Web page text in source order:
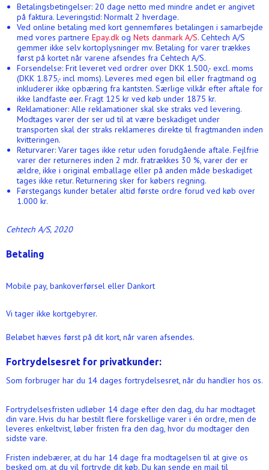
Betalingsbetingelser: 20 dage netto med mindre andet er angivet
på faktura. Leveringstid: Normalt 2 hverdage.
Ved online betaling med kort gennemføres betalingen i samarbejde
med vores partnere Epay.dkog Nets danmark A/S. Cehtech A/S
gemmer ikke selv kortoplysninger mv. Betaling for varer trækkes
først på kortet når varene afsendes fra Cehtech A/S.
Forsendelse: Frit leveret ved ordrer over DKK 1.500,- excl. moms
(DKK 1.875,- incl moms). Leveres med egen bil eller fragtmand og
inkluderer ikke opbæring fra kantsten. Særlige vilkår efter aftale for
ikke landfaste øer. Fragt 125 kr ved køb under 1875 kr.
Reklamationer: Alle reklamationer skal ske straks ved levering.
Modtages varer der ser ud til at være beskadiget under
transporten skal der straks reklameres direkte til fragtmanden inden
kvitteringen.
Returvarer: Varer tages ikke retur uden forudgående aftale. Fejlfrie
varer der returneres inden 2 mdr. fratrækkes 30 %, varer der er
ældre, ikke i original emballage eller på anden måde beskadiget
tages ikke retur. Returnering sker for købers regning.
Førstegangs kunder betaler altid første ordre forud ved køb over
1.000 kr.
Cehtech A/S, 2020
Betaling
Mobile pay, bankoverførsel eller Dankort
Vi tager ikke kortgebyrer.
Beløbet hæves først på dit kort, når varen afsendes.
Fortrydelsesret for privatkunder:
Som forbruger har du 14 dages fortrydelsesret, når du handler hos os.
Fortrydelsesfristen udløber 14 dage efter den dag, du har modtaget
din vare. Hvis du har bestilt flere forskellige varer i én ordre, men de
leveres enkeltvist, løber fristen fra den dag, hvor du modtager den
sidste vare.
Fristen indebærer, at du har 14 dage fra modtagelsen til at give os
besked om, at du vil fortryde dit køb. Du kan sende en mail til